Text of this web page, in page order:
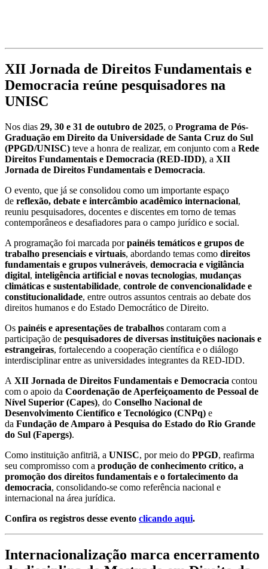
XII Jornada de Direitos Fundamentais e
Democracia reúne pesquisadores na
UNISC
Nos dias 29, 30 e 31 de outubro de 2025, o Programa de Pós-
Graduação em Direito da Universidade de Santa Cruz do Sul
(PPGD/UNISC) teve a honra de realizar, em conjunto com a Rede
Direitos Fundamentais e Democracia (RED-IDD), a XII
Jornada de Direitos Fundamentais e Democracia.
O evento, que já se consolidou como um importante espaço
de reflexão, debate e intercâmbio acadêmico internacional,
reuniu pesquisadores, docentes e discentes em torno de temas
contemporâneos e desafiadores para o campo jurídico e social.
A programação foi marcada porpainéis temáticos e grupos de
trabalho presenciais e virtuais, abordando temas como direitos
fundamentais e grupos vulneráveis, democracia e vigilância
digital, inteligência artificial e novas tecnologias, mudanças
climáticas e sustentabilidade, controle de convencionalidade e
constitucionalidade, entre outros assuntos centrais ao debate dos
direitos humanos e do Estado Democrático de Direito.
Os painéis e apresentações de trabalhos contaram com a
participação de pesquisadores de diversas instituições nacionais e
estrangeiras, fortalecendo a cooperação científica e o diálogo
interdisciplinar entre as universidades integrantes da RED-IDD.
A XII Jornada de Direitos Fundamentais e Democracia contou
com o apoio da Coordenação de Aperfeiçoamento de Pessoal de
Nível Superior (Capes), do Conselho Nacional de
Desenvolvimento Científico e Tecnológico (CNPq) e
da Fundação de Amparo à Pesquisa do Estado do Rio Grande
do Sul (Fapergs).
Como instituição anfitriã, a UNISC, por meio do PPGD, reafirma
seu compromisso com a produção de conhecimento crítico, a
promoção dos direitos fundamentais e o fortalecimento da
democracia, consolidando-se como referência nacional e
internacional na área jurídica.
Confira os registros desse evento clicando aqui.
Internacionalização marca encerramento